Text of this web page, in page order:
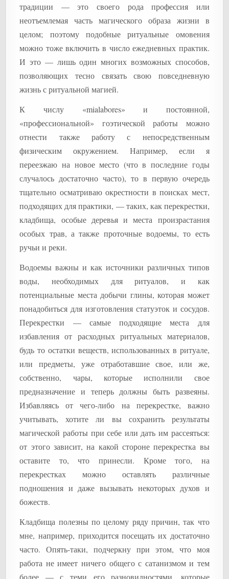
традиции — это своего рода профессия или
неотъемлемая часть магического образа жизни в
целом; поэтому подобные ритуальные омовения
можно тоже включить в число ежедневных практик.
И это — лишь один многих возможных способов,
позволяющих тесно связать свою повседневную
жизнь с ритуальной магией.
К числу «mialabores» и постоянной,
«профессиональной» гоэтической работы можно
отнести также работу с непосредственным
физическим окружением. Например, если я
переезжаю на новое место (что в последние годы
случалось достаточно часто), то в первую очередь
тщательно осматриваю окрестности в поисках мест,
подходящих для практики, — таких, как перекрестки,
кладбища, особые деревья и места произрастания
особых трав, а также проточные водоемы, то есть
ручьи и реки.
Водоемы важны и как источники различных типов
воды, необходимых для ритуалов, и как
потенциальные места добычи глины, которая может
понадобиться для изготовления статуэток и сосудов.
Перекрестки — самые подходящие места для
избавления от расходных ритуальных материалов,
будь то остатки веществ, использованных в ритуале,
или предметы, уже отработавшие свое, или же,
собственно, чары, которые исполнили свое
предназначение и теперь должны быть развеяны.
Избавляясь от чего-либо на перекрестке, важно
учитывать, хотите ли вы сохранить результаты
магической работы при себе или дать им рассеяться:
от этого зависит, на какой стороне перекрестка вы
оставите то, что принесли. Кроме того, на
перекрестках можно оставлять различные
подношения и даже вызывать некоторых духов и
божеств.
Кладбища полезны по целому ряду причин, так что
мне, например, приходится посещать их достаточно
часто. Опять-таки, подчеркну при этом, что моя
работа не имеет ничего общего с сатанизмом и тем
более — с теми его разновидностями, которые